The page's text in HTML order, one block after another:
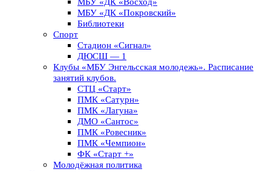
МБУ «ДК «Восход»
МБУ «ДК «Покровский»
Библиотеки
Спорт
Стадион «Сигнал»
ДЮСШ — 1
Клубы «МБУ Энгельсская молодежь». Расписание
занятий клубов.
СТЦ «Старт»
ПМК «Сатурн»
ПМК «Лагуна»
ДМО «Сантос»
ПМК «Ровесник»
ПМК «Чемпион»
ФК «Старт +»
Молодёжная политика